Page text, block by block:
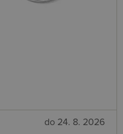
do 24. 8. 2026